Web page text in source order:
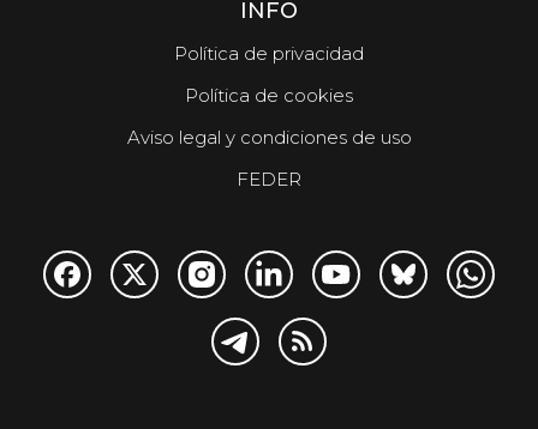
INFO
Política de privacidad
Política de cookies
Aviso legal y condiciones de uso
FEDER